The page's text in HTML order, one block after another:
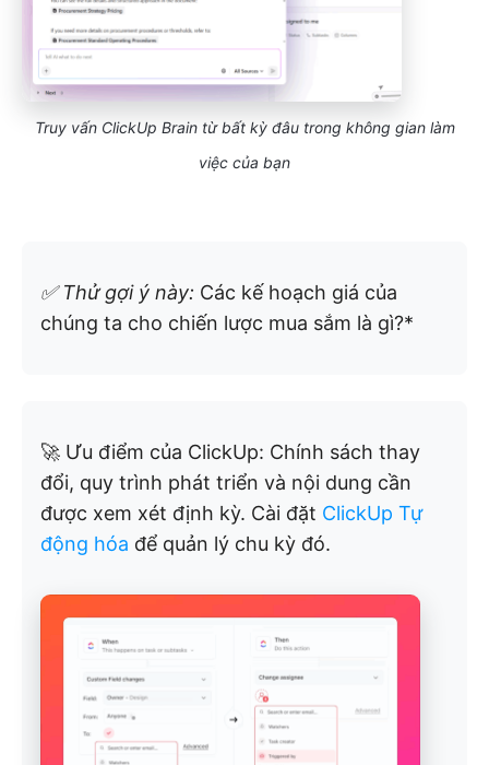
Truy vấn ClickUp Brain từ bất kỳ đâu trong không gian làm
việc của bạn
✅ Thử gợi ý này: Các kế hoạch giá của
chúng ta cho chiến lược mua sắm là gì?*
🚀 Ưu điểm của ClickUp: Chính sách thay
đổi, quy trình phát triển và nội dung cần
được xem xét định kỳ. Cài đặt ClickUp Tự
động hóa để quản lý chu kỳ đó.